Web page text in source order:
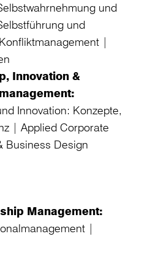
und
und
|
Innovation &
Innovation: Konzepte,
| Applied Corporate
Business Design
Management:
|